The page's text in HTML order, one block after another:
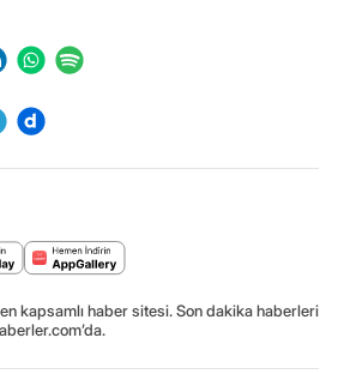
kapsamlı haber sitesi. Son dakika haberleri